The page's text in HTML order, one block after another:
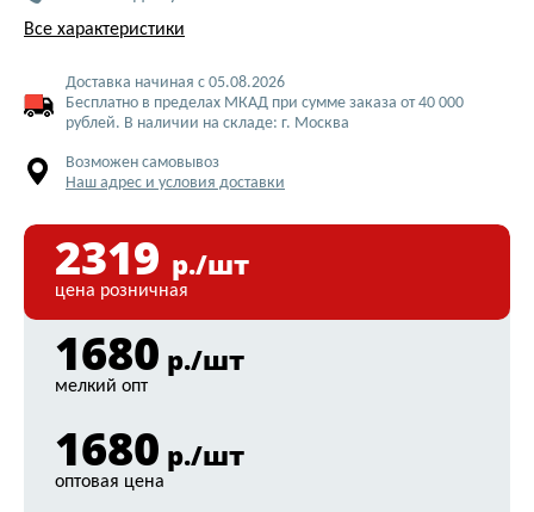
Все характеристики
Доставка начиная с 05.08.2026
Бесплатно в пределах МКАД при сумме заказа от 40 000
рублей. В наличии на складе: г. Москва
Возможен самовывоз
Наш адрес и условия доставки
2319 р./шт
цена розничная
1680 р./шт
мелкий опт
1680 р./шт
оптовая цена